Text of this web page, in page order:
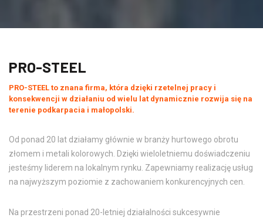
PRO-STEEL
PRO-STEEL to znana firma, która dzięki rzetelnej pracy i
konsekwencji w działaniu od wielu lat dynamicznie rozwija się na
terenie podkarpacia i małopolski.
Od ponad 20 lat działamy głównie w branży hurtowego obrotu
złomem i metali kolorowych. Dzięki wieloletniemu doświadczeniu
jesteśmy liderem na lokalnym rynku. Zapewniamy realizację usług
na najwyższym poziomie z zachowaniem konkurencyjnych cen.
Na przestrzeni ponad 20-letniej działalności sukcesywnie